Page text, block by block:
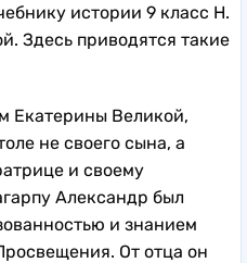
истории 9 класс Н.
Здесь приводятся такие
Екатерины Великой,
не своего сына, а
и своему
Александр был
и знанием
От отца он